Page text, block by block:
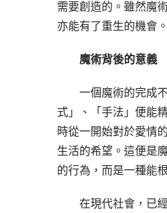
需要創造的。雖然魔
亦能有了重生的機會
魔術背後的意義
一個魔術的完成
式」、「手法」便能
時從一開始對於愛情
生活的希望。這便是
的行為，而是一種能
在現代社會，已